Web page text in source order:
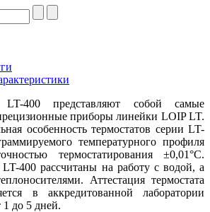
400 представляют собой самые
приборы линейки LOIP LT.
особенность термостатов серии LT-
температурного профиля
термостатирования ±0,01°С.
400 рассчитаны на работу с водой, а
Аттестация термостата
в аккредитованной лаборатории
до 5 дней.